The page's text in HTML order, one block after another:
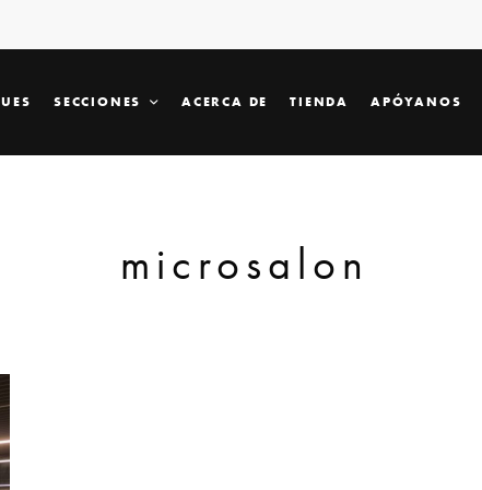
SECCIONES ACERCA DE TIENDA APÓYANOS
microsalon